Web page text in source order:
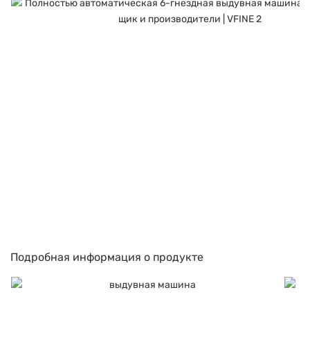
Подробная информация о продукте